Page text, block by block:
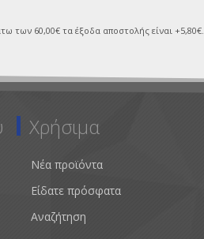
των 60,00€ τα έξοδα αποστολής είναι +5,80€.
Χρήσιμα
Νέα προϊόντα
Είδατε πρόσφατα
Αναζήτηση